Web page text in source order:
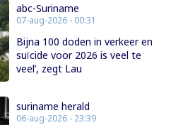
abc-Suriname
07-aug-2026 - 00:31
Bijna 100 doden in verkeer en
suïcide voor 2026 is veel te
veel’, zegt Lau
suriname herald
06-aug-2026 - 23:39